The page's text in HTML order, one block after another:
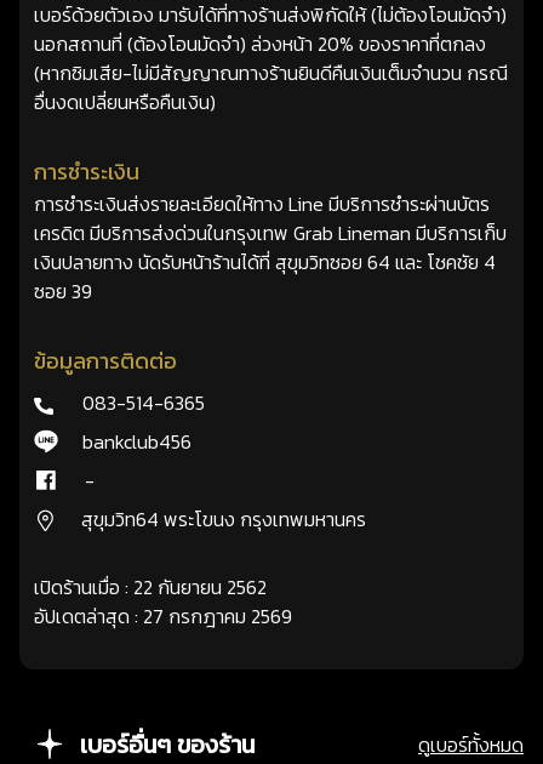
เบอร์ด้วยตัวเอง มารับได้ที่ทางร้านส่งพิกัดให้ (ไม่ต้องโอนมัดจำ)
นอกสถานที่ (ต้องโอนมัดจำ) ล่วงหน้า 20% ของราคาที่ตกลง
(หากซิมเสีย-ไม่มีสัญญาณทางร้านยินดีคืนเงินเต็มจำนวน กรณี
อื่นงดเปลี่ยนหรือคืนเงิน)
การชำระเงิน
การชำระเงินส่งรายละเอียดให้ทาง Line มีบริการชำระผ่านบัตร
เครดิต มีบริการส่งด่วนในกรุงเทพ Grab Lineman มีบริการเก็บ
เงินปลายทาง นัดรับหน้าร้านได้ที่ สุขุมวิทซอย 64 และ โชคชัย 4
ซอย 39
ข้อมูลการติดต่อ
083-514-6365
bankclub456
-
สุขุมวิท64 พระโขนง กรุงเทพมหานคร
เปิดร้านเมื่อ : 22 กันยายน 2562
อัปเดตล่าสุด : 27 กรกฎาคม 2569
เบอร์อื่นๆ ของร้าน ดูเบอร์ทั้งหมด